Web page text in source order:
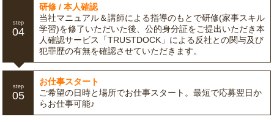
step
04
研修 / 本人確認
当社マニュアル＆講師による指導のもとで研修(家事スキル
学習)を修了いただいた後、公的身分証をご提出いただき本
人確認サービス「TRUSTDOCK」による反社との関与及び
犯罪歴の有無を確認させていただきます。
step
05
お仕事スタート
ご希望の日時と場所でお仕事スタート。最短で応募翌日か
らお仕事可能♪